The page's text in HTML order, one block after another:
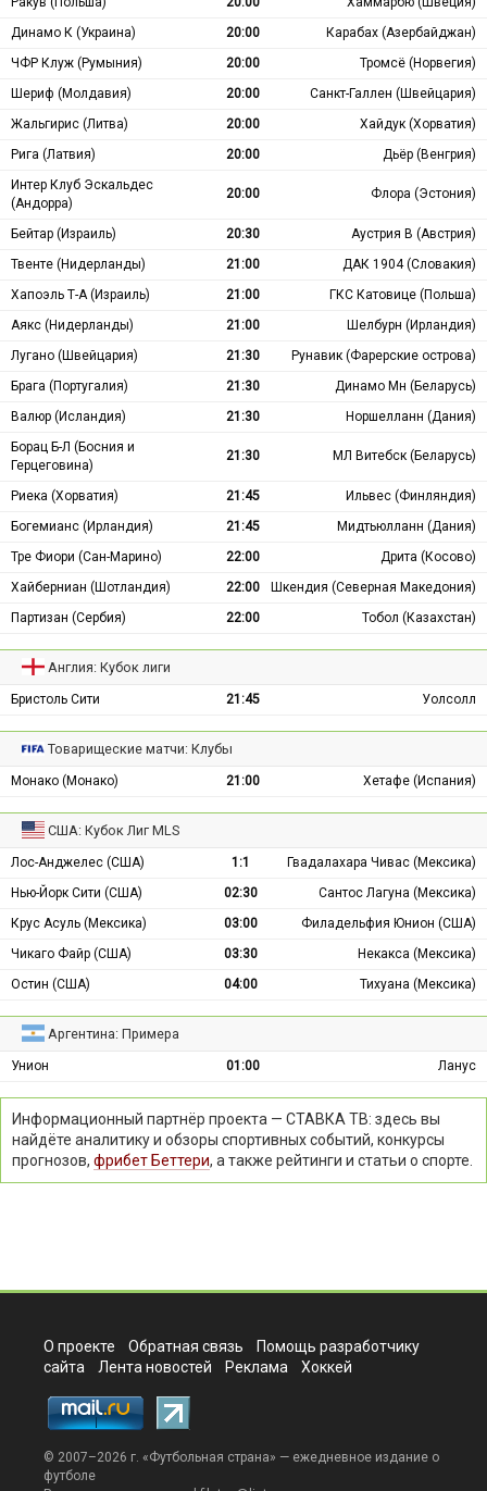
Динамо К (Украина)
20:00
Карабах (Азербайджан)
ЧФР Клуж (Румыния)
20:00
Тромсё (Норвегия)
Шериф (Молдавия)
20:00
Санкт-Галлен (Швейцария)
Жальгирис (Литва)
20:00
Хайдук (Хорватия)
Рига (Латвия)
20:00
Дьёр (Венгрия)
Интер Клуб Эскальдес
(Андорра)
20:00 Флора (Эстония)
Бейтар (Израиль) 20:30
Аустрия В (Австрия)
Твенте (Нидерланды)
21:00
ДАК 1904 (Словакия)
Хапоэль Т-А (Израиль)
21:00
ГКС Катовице (Польша)
Аякс (Нидерланды)
21:00
Шелбурн (Ирландия)
Лугано (Швейцария)
21:30
Рунавик (Фарерские острова)
Брага (Португалия)
21:30
Динамо Мн (Беларусь)
Валюр (Исландия)
21:30
Норшелланн (Дания)
Борац Б-Л (Босния и
Герцеговина)
21:30 МЛ Витебск (Беларусь)
Риека (Хорватия) 21:45
Ильвес (Финляндия)
Богемианс (Ирландия)
21:45
Мидтьюлланн (Дания)
Тре Фиори (Сан-Марино)
22:00
Дрита (Косово)
Хайберниан (Шотландия)
22:00
Шкендия (Северная Македония)
Партизан (Сербия)
22:00 Тобол (Казахстан)
Англия: Кубок лиги
Бристоль Сити 21:45 Уолсолл
Товарищеские матчи: Клубы
Монако (Монако) 21:00 Хетафе (Испания)
США: Кубок Лиг MLS
Лос-Анджелес (США) 1:1
Гвадалахара Чивас (Мексика)
Нью-Йорк Сити (США)
02:30
Сантос Лагуна (Мексика)
Крус Асуль (Мексика)
03:00
Филадельфия Юнион (США)
Чикаго Файр (США)
03:30
Некакса (Мексика)
Остин (США)
04:00 Тихуана (Мексика)
Аргентина: Примера
Унион 01:00 Ланус
Информационный партнёр проекта — СТАВКА ТВ: здесь вы
найдёте аналитику и обзоры спортивных событий, конкурсы
прогнозов, фрибет Беттери, а также рейтинги и статьи о спорте.
О проекте Обратная связь
Помощь разработчику
сайта
Лента новостей Реклама Хоккей
© 2007–2026 г. «Футбольная страна» — ежедневное издание о
футболе